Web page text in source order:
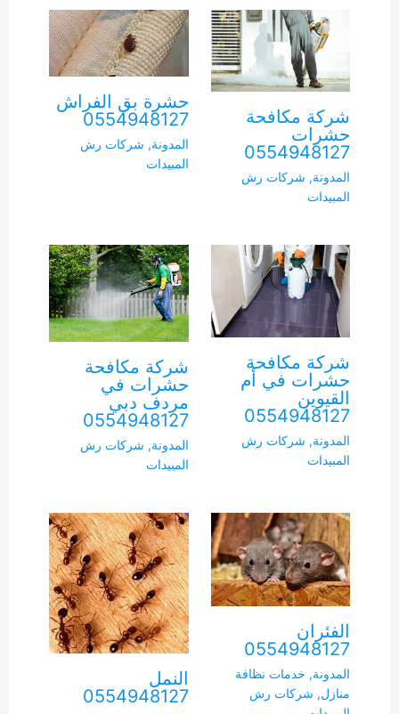
شركة مكافحة
حشرات
0554948127
المدونة, شركات رش
المبيدات
حشرة بق الفراش
0554948127
المدونة, شركات رش
المبيدات
شركة مكافحة
حشرات في أم
القيوين
0554948127
المدونة, شركات رش
المبيدات
شركة مكافحة
حشرات في
مردف دبي
0554948127
المدونة, شركات رش
المبيدات
الفئران
0554948127
المدونة, خدمات نظافة
منازل, شركات رش
النمل
0554948127